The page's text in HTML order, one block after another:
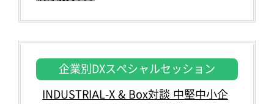
企業別DXスペシャルセッション
INDUSTRIAL-X & Box対談 中堅中小企